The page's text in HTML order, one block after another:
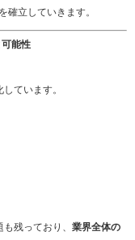
確立していきます。
能性
ています。
残っており、 業界全体の